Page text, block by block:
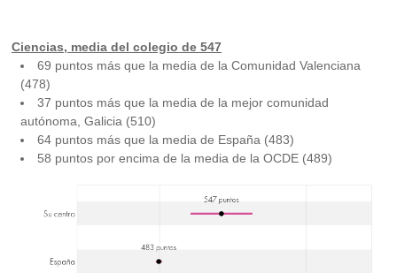
Ciencias, media del colegio de 547
69 puntos más que la media de la Comunidad Valenciana
(478)
37 puntos más que la media de la mejor comunidad
autónoma, Galicia (510)
64 puntos más que la media de España (483)
58 puntos por encima de la media de la OCDE (489)